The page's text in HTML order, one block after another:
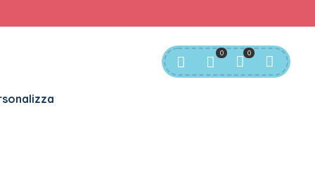
0
0